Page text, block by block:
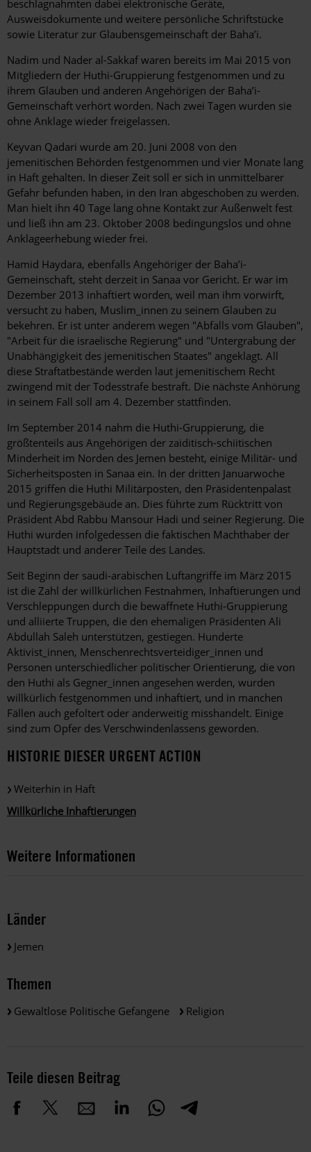
beschlagnahmten dabei elektronische Geräte,
Ausweisdokumente und weitere persönliche Schriftstücke
sowie Literatur zur Glaubensgemeinschaft der Baha’i.
Nadim und Nader al-Sakkaf waren bereits im Mai 2015 von
Mitgliedern der Huthi-Gruppierung festgenommen und zu
ihrem Glauben und anderen Angehörigen der Baha’i-
Gemeinschaft verhört worden. Nach zwei Tagen wurden sie
ohne Anklage wieder freigelassen.
Keyvan Qadari wurde am 20. Juni 2008 von den
jemenitischen Behörden festgenommen und vier Monate lang
in Haft gehalten. In dieser Zeit soll er sich in unmittelbarer
Gefahr befunden haben, in den Iran abgeschoben zu werden.
Man hielt ihn 40 Tage lang ohne Kontakt zur Außenwelt fest
und ließ ihn am 23. Oktober 2008 bedingungslos und ohne
Anklageerhebung wieder frei.
Hamid Haydara, ebenfalls Angehöriger der Baha’i-
Gemeinschaft, steht derzeit in Sanaa vor Gericht. Er war im
Dezember 2013 inhaftiert worden, weil man ihm vorwirft,
versucht zu haben, Muslim_innen zu seinem Glauben zu
bekehren. Er ist unter anderem wegen "Abfalls vom Glauben",
"Arbeit für die israelische Regierung" und "Untergrabung der
Unabhängigkeit des jemenitischen Staates" angeklagt. All
diese Straftatbestände werden laut jemenitischem Recht
zwingend mit der Todesstrafe bestraft. Die nächste Anhörung
in seinem Fall soll am 4. Dezember stattfinden.
Im September 2014 nahm die Huthi-Gruppierung, die
größtenteils aus Angehörigen der zaiditisch-schiitischen
Minderheit im Norden des Jemen besteht, einige Militär- und
Sicherheitsposten in Sanaa ein. In der dritten Januarwoche
2015 griffen die Huthi Militärposten, den Präsidentenpalast
und Regierungsgebäude an. Dies führte zum Rücktritt von
Präsident Abd Rabbu Mansour Hadi und seiner Regierung. Die
Huthi wurden infolgedessen die faktischen Machthaber der
Hauptstadt und anderer Teile des Landes.
Seit Beginn der saudi-arabischen Luftangriffe im März 2015
ist die Zahl der willkürlichen Festnahmen, Inhaftierungen und
Verschleppungen durch die bewaffnete Huthi-Gruppierung
und alliierte Truppen, die den ehemaligen Präsidenten Ali
Abdullah Saleh unterstützen, gestiegen. Hunderte
Aktivist_innen, Menschenrechtsverteidiger_innen und
Personen unterschiedlicher politischer Orientierung, die von
den Huthi als Gegner_innen angesehen werden, wurden
willkürlich festgenommen und inhaftiert, und in manchen
Fällen auch gefoltert oder anderweitig misshandelt. Einige
sind zum Opfer des Verschwindenlassens geworden.
HISTORIE DIESER URGENT ACTION
Weiterhin in Haft
Willkürliche Inhaftierungen
Weitere Informationen
Länder
Jemen
Themen
Gewaltlose Politische Gefangene Religion
Teile diesen Beitrag